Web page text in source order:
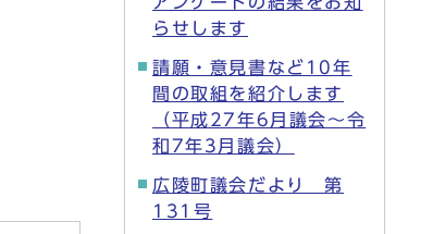
らせします
請願・意見書など10年
間の取組を紹介します
（平成27年6月議会～令
和7年3月議会）
広陵町議会だより 第
131号